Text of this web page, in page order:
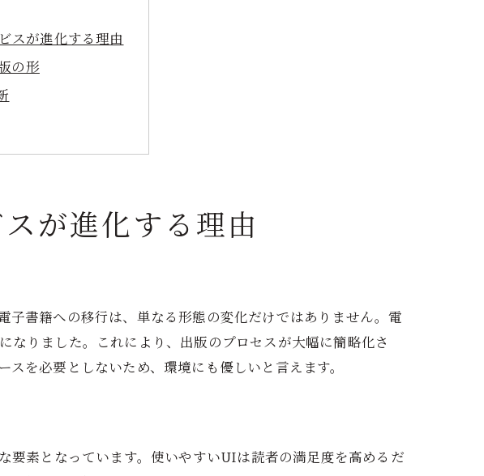
スが進化する理由
の形
面する課題
が進化する理由
書籍への移行は、単なる形態の変化だけではありません。電
りました。これにより、出版のプロセスが大幅に簡略化さ
を必要としないため、環境にも優しいと言えます。
要素となっています。使いやすいUIは読者の満足度を高めるだ